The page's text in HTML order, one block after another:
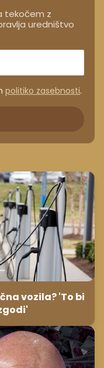
tekočem z
uredništvo
politiko zasebnosti.
vozila? 'To bi